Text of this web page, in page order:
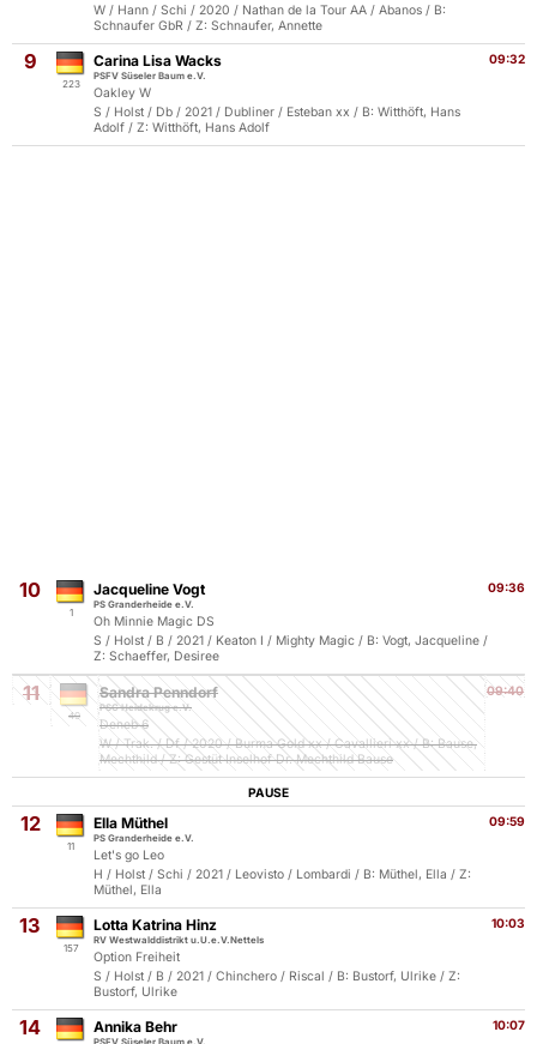
W / Hann / Schi / 2020 / Nathan de la Tour AA / Abanos / B:
Schnaufer GbR / Z: Schnaufer, Annette
9
223
09:32
Carina Lisa Wacks
PSFV Süseler Baum e.V.
Oakley W
S / Holst / Db / 2021 / Dubliner / Esteban xx / B: Witthöft, Hans
Adolf / Z: Witthöft, Hans Adolf
10
1
09:36
Jacqueline Vogt
PS Granderheide e.V.
Oh Minnie Magic DS
S / Holst / B / 2021 / Keaton I / Mighty Magic / B: Vogt, Jacqueline /
Z: Schaeffer, Desiree
11
40
09:40
Sandra Penndorf
PSC Heidekrug e.V.
Deneb 6
W / Trak. / Df / 2020 / Burma Gold xx / Cavallieri xx / B: Bause,
Mechthild / Z: Gestüt Inselhof Dr. Mechthild Bause
PAUSE
12
11
09:59
Ella Müthel
PS Granderheide e.V.
Let's go Leo
H / Holst / Schi / 2021 / Leovisto / Lombardi / B: Müthel, Ella / Z:
Müthel, Ella
13
157
10:03
Lotta Katrina Hinz
RV Westwalddistrikt u.U.e.V.Nettels
Option Freiheit
S / Holst / B / 2021 / Chinchero / Riscal / B: Bustorf, Ulrike / Z:
Bustorf, Ulrike
14 10:07
Annika Behr
PSFV Süseler Baum e.V.